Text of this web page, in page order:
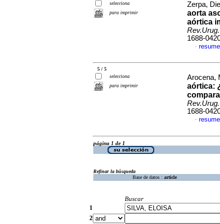
selecciona
para imprimir
Zerpa,
aorta
aórtica
1688-
·
5 / 5
selecciona
para imprimir
Arocena,
aórtica:
1688-
·
página 1 de 1
Refinar la búsqueda
Base de datos : article
Buscar
1
2